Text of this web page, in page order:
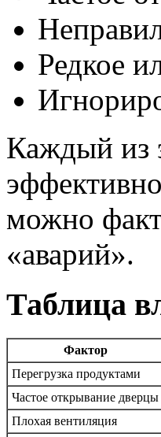
Редкое
Каждый из
можно
«аварий».
Таблица
Фактор
Перегрузка продуктами
Частое открывание дверцы
Плохая вентиляция